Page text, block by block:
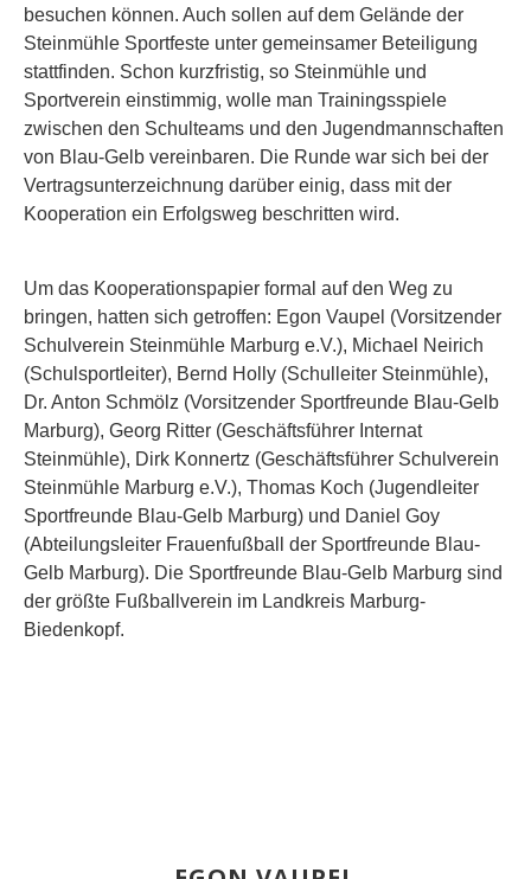
besuchen können. Auch sollen auf dem Gelände der
Steinmühle Sportfeste unter gemeinsamer Beteiligung
stattfinden. Schon kurzfristig, so Steinmühle und
Sportverein einstimmig, wolle man Trainingsspiele
zwischen den Schulteams und den Jugendmannschaften
von Blau-Gelb vereinbaren. Die Runde war sich bei der
Vertragsunterzeichnung darüber einig, dass mit der
Kooperation ein Erfolgsweg beschritten wird.
Um das Kooperationspapier formal auf den Weg zu
bringen, hatten sich getroffen: Egon Vaupel (Vorsitzender
Schulverein Steinmühle Marburg e.V.), Michael Neirich
(Schulsportleiter), Bernd Holly (Schulleiter Steinmühle),
Dr. Anton Schmölz (Vorsitzender Sportfreunde Blau-Gelb
Marburg), Georg Ritter (Geschäftsführer Internat
Steinmühle), Dirk Konnertz (Geschäftsführer Schulverein
Steinmühle Marburg e.V.), Thomas Koch (Jugendleiter
Sportfreunde Blau-Gelb Marburg) und Daniel Goy
(Abteilungsleiter Frauenfußball der Sportfreunde Blau-
Gelb Marburg). Die Sportfreunde Blau-Gelb Marburg sind
der größte Fußballverein im Landkreis Marburg-
Biedenkopf.